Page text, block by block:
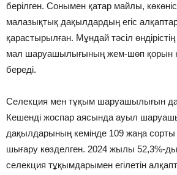
берілген. Сонымен қатар майлы,
малазықтық дақылдардың егіс
қарастырылған. Мұндай тәсіл өндірістің
мал шаруашылығының жем-шөп қорын
береді.
Селекция мен тұқым шаруашылығын
Кешенді жоспар аясында ауыл
дақылдарының кемінде 109 жаңа
шығару көзделген. 2024 жылы 52,3%-
селекция тұқымдарымен егілетін